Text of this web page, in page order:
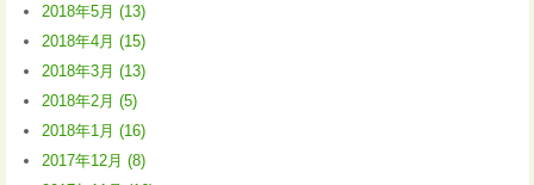
2018年5月 (13)
2018年4月 (15)
2018年3月 (13)
2018年2月 (5)
2018年1月 (16)
2017年12月 (8)